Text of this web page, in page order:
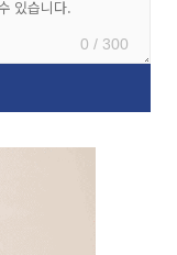
0 / 300